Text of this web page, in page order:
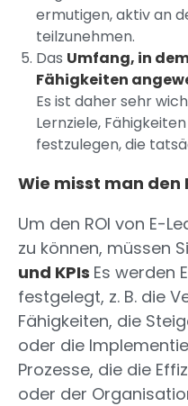
ermutigen, aktiv an
teilzunehmen.
Das Umfang, in
Fähigkeiten
Es ist daher sehr
Lernziele,
festzulegen, die
Wie misst man den
Um den ROI von E-
zu können, müssen
und KPIs Es werden
festgelegt, z. B. die
Fähigkeiten, die
oder die
Prozesse, die die
oder der